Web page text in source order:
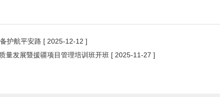
护航平安路 [ 2025-12-12 ]
量发展暨援疆项目管理培训班开班 [ 2025-11-27 ]